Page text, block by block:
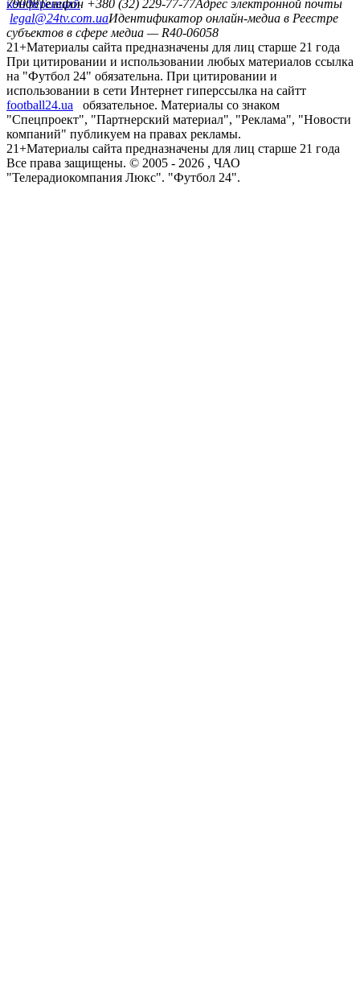
конференций
79008Телефон +380 (32) 229-77-77Адрес электронной почты
legal@24tv.com.uaИдентификатор онлайн-медиа в Реестре
субъектов в сфере медиа — R40-06058
21+Материалы сайта предназначены для лиц старше 21 года
При цитировании и использовании любых материалов ссылка
на "Футбол 24" обязательна. При цитировании и
использовании в сети Интернет гиперссылка на сайтт
football24.ua
обязательное. Материалы со знаком
"Спецпроект", "Партнерский материал", "Реклама", "Новости
компаний" публикуем на правах рекламы.
21+Материалы сайта предназначены для лиц старше 21 года
Все права защищены. © 2005 - 2026 , ЧАО
"Телерадиокомпания Люкс". "Футбол 24".